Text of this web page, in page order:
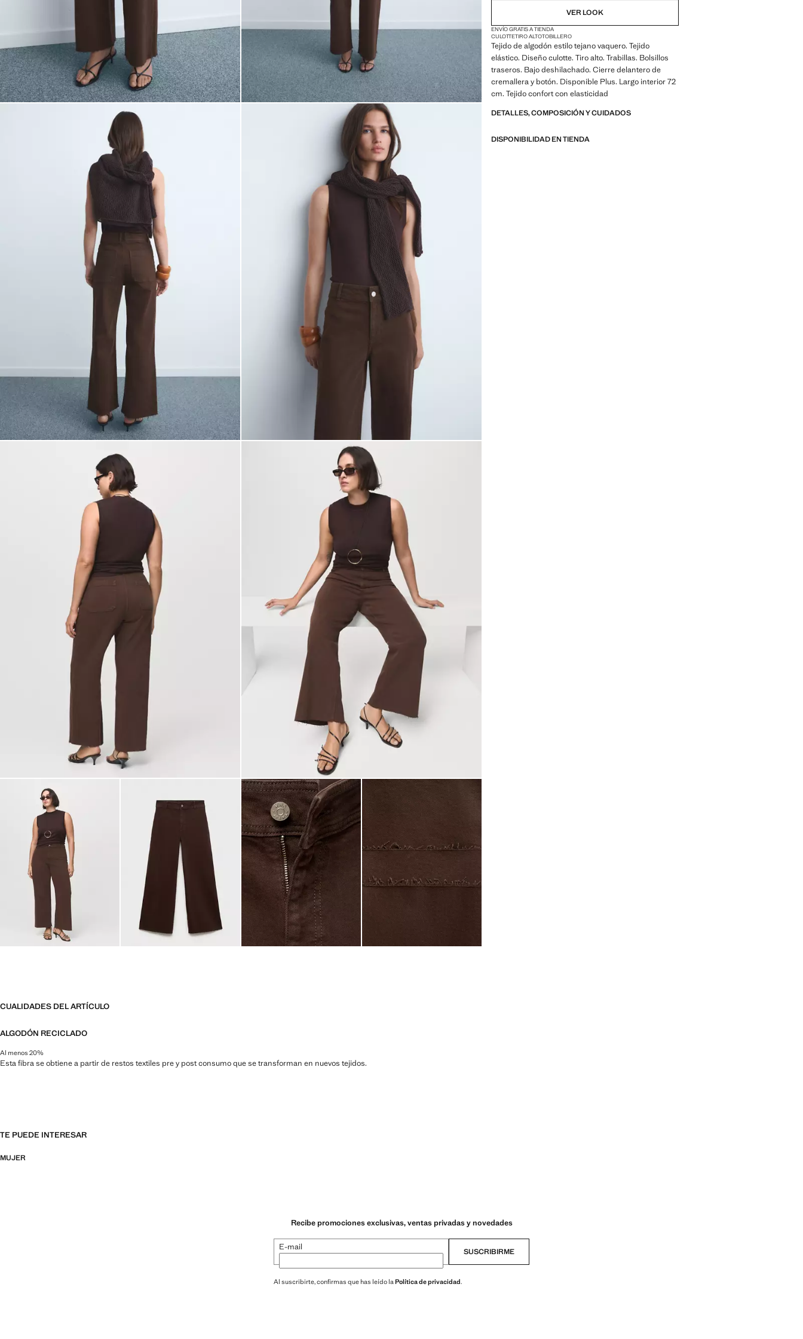
VER LOOK
ENVÍO GRATIS A TIENDA
CULOTTETIRO ALTOTOBILLERO
Tejido de algodón estilo tejano vaquero. Tejido
elástico. Diseño culotte. Tiro alto. Trabillas. Bolsillos
traseros. Bajo deshilachado. Cierre delantero de
cremallera y botón. Disponible Plus. Largo interior 72
cm. Tejido confort con elasticidad
DETALLES, COMPOSICIÓN Y CUIDADOS
DISPONIBILIDAD EN TIENDA
CUALIDADES DEL ARTÍCULO
ALGODÓN RECICLADO
Al menos 20%
Esta fibra se obtiene a partir de restos textiles pre y post consumo que se transforman en nuevos tejidos.
TE PUEDE INTERESAR
MUJER
Recibe promociones exclusivas, ventas privadas y novedades
E-mail SUSCRIBIRME
Al suscribirte, confirmas que has leído la Política de privacidad.